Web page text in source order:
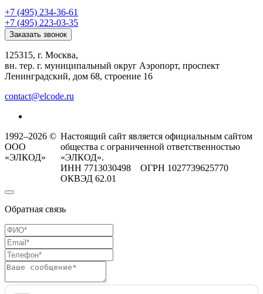
+7 (495) 234-36-61
+7 (495) 223-03-35
Заказать звонок
125315, г. Москва,
вн. тер. г. муниципальный округ Аэропорт, проспект
Ленинградский, дом 68, строение 16
contact@elcode.ru
1992–2026 ©
ООО
«ЭЛКОД»
Настоящий сайт является официальным сайтом
общества с ограниченной ответственностью
«ЭЛКОД».
ИНН 7713030498 ОГРН 1027739625770
ОКВЭД 62.01
Обратная связь